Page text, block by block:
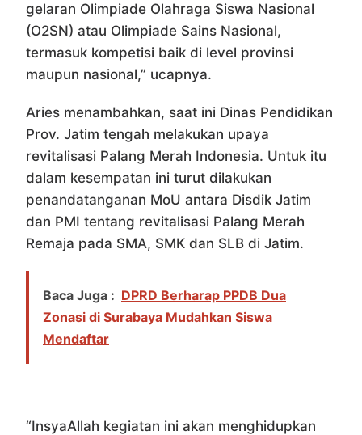
gelaran Olimpiade Olahraga Siswa Nasional
(O2SN) atau Olimpiade Sains Nasional,
termasuk kompetisi baik di level provinsi
maupun nasional,” ucapnya.
Aries menambahkan, saat ini Dinas Pendidikan
Prov. Jatim tengah melakukan upaya
revitalisasi Palang Merah Indonesia. Untuk itu
dalam kesempatan ini turut dilakukan
penandatanganan MoU antara Disdik Jatim
dan PMI tentang revitalisasi Palang Merah
Remaja pada SMA, SMK dan SLB di Jatim.
Baca Juga : DPRD Berharap PPDB Dua
Zonasi di Surabaya Mudahkan Siswa
Mendaftar
“InsyaAllah kegiatan ini akan menghidupkan